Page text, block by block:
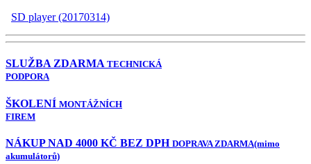
SD player (20170314)
SLUŽBA ZDARMA TECHNICKÁ
PODPORA
ŠKOLENÍ MONTÁŽNÍCH
FIREM
NÁKUP NAD 4000 KČ BEZ DPH DOPRAVA ZDARMA(mimo
akumulátorů)